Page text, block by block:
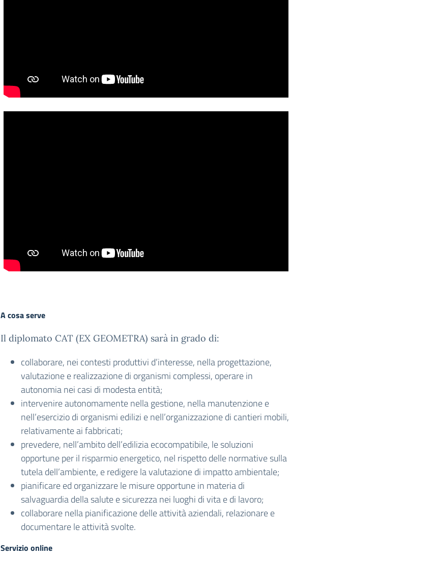
A cosa serve
Il diplomato CAT (EX GEOMETRA) sarà in grado di:
collaborare, nei contesti produttivi d’interesse, nella progettazione,
valutazione e realizzazione di organismi complessi, operare in
autonomia nei casi di modesta entità;
intervenire autonomamente nella gestione, nella manutenzione e
nell’esercizio di organismi edilizi e nell’organizzazione di cantieri mobili,
relativamente ai fabbricati;
prevedere, nell’ambito dell’edilizia ecocompatibile, le soluzioni
opportune per il risparmio energetico, nel rispetto delle normative sulla
tutela dell’ambiente, e redigere la valutazione di impatto ambientale;
pianificare ed organizzare le misure opportune in materia di
salvaguardia della salute e sicurezza nei luoghi di vita e di lavoro;
collaborare nella pianificazione delle attività aziendali, relazionare e
documentare le attività svolte.
Servizio online